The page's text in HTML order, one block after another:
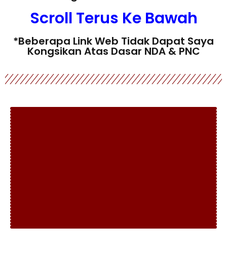
Scroll Terus Ke Bawah
*Beberapa Link Web Tidak Dapat Saya
Kongsikan Atas Dasar NDA & PNC